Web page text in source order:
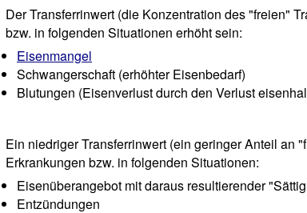
Der Transferrinwert (die Konzentration des "freien"
bzw. in folgenden Situationen erhöht sein:
Eisenmangel
Schwangerschaft (erhöhter Eisenbedarf)
Blutungen (Eisenverlust durch den Verlust
Ein niedriger Transferrinwert (ein geringer Anteil an
Erkrankungen bzw. in folgenden Situationen:
Eisenüberangebot mit daraus resultierender
Entzündungen